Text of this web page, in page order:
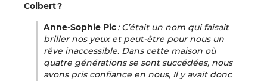
Colbert ?
Anne-Sophie Pic: C’était un nom qui faisait
briller nos yeux et peut-être pour nous un
rêve inaccessible. Dans cette maison où
quatre générations se sont succédées, nous
avons pris confiance en nous, Il y avait donc